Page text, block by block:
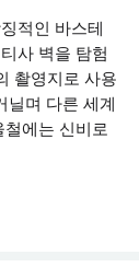
적인 바스테
사 벽을 탐험
촬영지로 사용
닐며 다른 세계
에는 신비로